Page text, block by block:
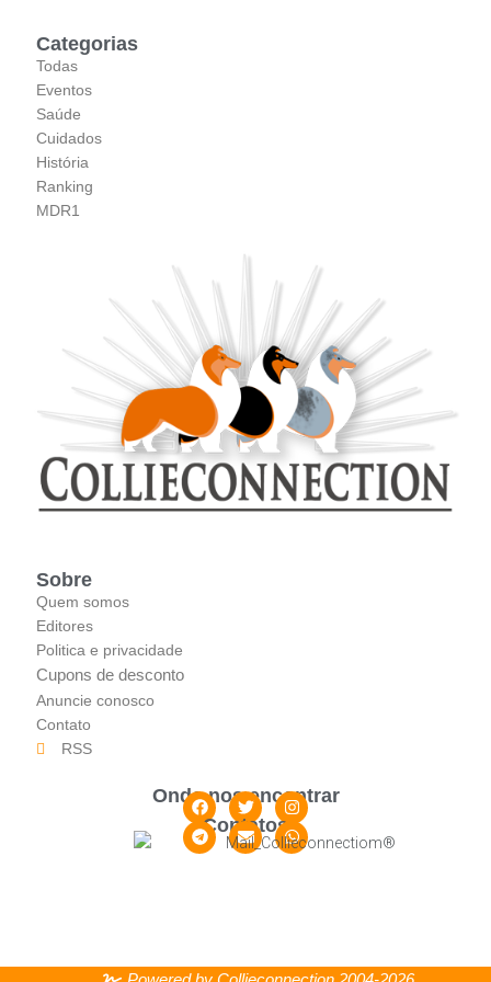
Categorias
Todas
Eventos
Saúde
Cuidados
História
Ranking
MDR1
Sobre
Quem somos
Editores
Politica e privacidade
Cupons de desconto
Anuncie conosco
Contato
RSS
Onde nos encontrar
Contatos